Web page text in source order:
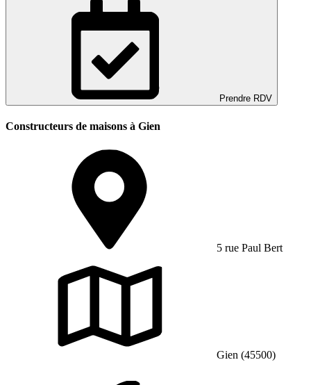
Prendre RDV
Constructeurs de maisons à Gien
5 rue Paul Bert
Gien (45500)